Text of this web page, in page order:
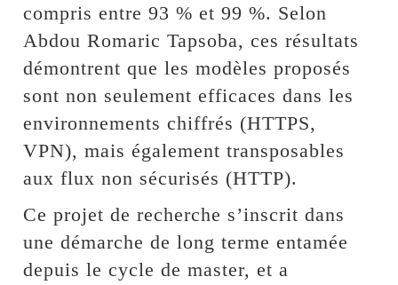
compris entre 93 % et 99 %. Selon
Abdou Romaric Tapsoba, ces résultats
démontrent que les modèles proposés
sont non seulement efficaces dans les
environnements chiffrés (HTTPS,
VPN), mais également transposables
aux flux non sécurisés (HTTP).
Ce projet de recherche s’inscrit dans
une démarche de long terme entamée
depuis le cycle de master, et a